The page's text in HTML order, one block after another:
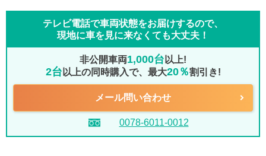
テレビ電話で車両状態をお届けするので、
現地に車を見に来なくても大丈夫！
非公開車両1,000台 以上!
2台 以上の同時購入で、最大20％割引き!
メール問い合わせ
0078-6011-0012